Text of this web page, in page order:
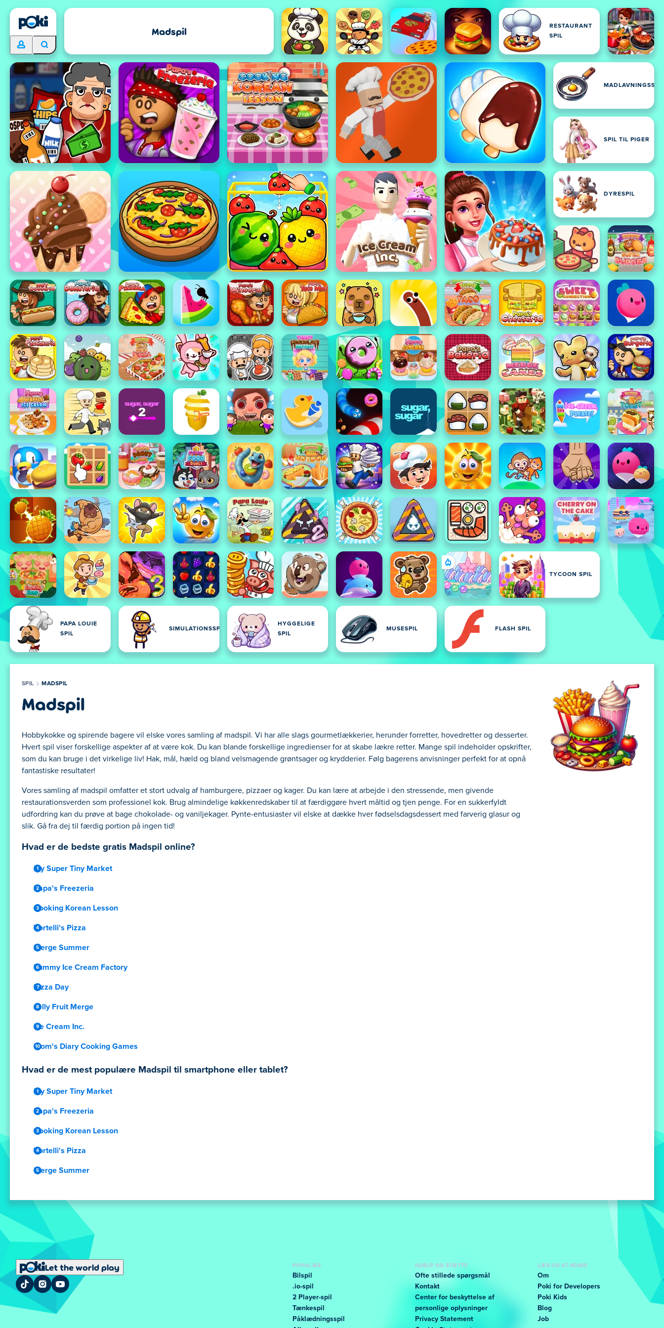
Madspil
RESTAURANT
SPIL
MADLAVNINGSSPIL
SPIL TIL PIGER
DYRESPIL
TYCOON SPIL
PAPA LOUIE
SPIL
SIMULATIONSSPIL
HYGGELIGE
SPIL
MUSESPIL FLASH SPIL
SPIL MADSPIL
Madspil
Hobbykokke og spirende bagere vil elske vores samling af madspil. Vi har alle slags gourmetlækkerier, herunder forretter, hovedretter og desserter.
Hvert spil viser forskellige aspekter af at være kok. Du kan blande forskellige ingredienser for at skabe lækre retter. Mange spil indeholder opskrifter,
som du kan bruge i det virkelige liv! Hak, mål, hæld og bland velsmagende grøntsager og krydderier. Følg bagerens anvisninger perfekt for at opnå
fantastiske resultater!
Vores samling af madspil omfatter et stort udvalg af hamburgere, pizzaer og kager. Du kan lære at arbejde i den stressende, men givende
restaurationsverden som professionel kok. Brug almindelige køkkenredskaber til at færdiggøre hvert måltid og tjen penge. For en sukkerfyldt
udfordring kan du prøve at bage chokolade- og vaniljekager. Pynte-entusiaster vil elske at dække hver fødselsdagsdessert med farverig glasur og
slik. Gå fra dej til færdig portion på ingen tid!
Hvad er de bedste gratis Madspil online?
My Super Tiny Market
Papa's Freezeria
Cooking Korean Lesson
Vortelli's Pizza
Merge Summer
Yummy Ice Cream Factory
Pizza Day
Jelly Fruit Merge
Ice Cream Inc.
Mom's Diary Cooking Games
Hvad er de mest populære Madspil til smartphone eller tablet?
My Super Tiny Market
Papa's Freezeria
Cooking Korean Lesson
Vortelli's Pizza
Merge Summer
Let the world play
POPULÆR
Bilspil
.io-spil
2 Player-spil
Tænkespil
Påklædningsspil
HJÆLP OG STØTTE
Ofte stillede spørgsmål
Kontakt
Center for beskyttelse af
personlige oplysninger
Privacy Statement
LÆR OS AT KENDE
Om
Poki for Developers
Poki Kids
Blog
Job